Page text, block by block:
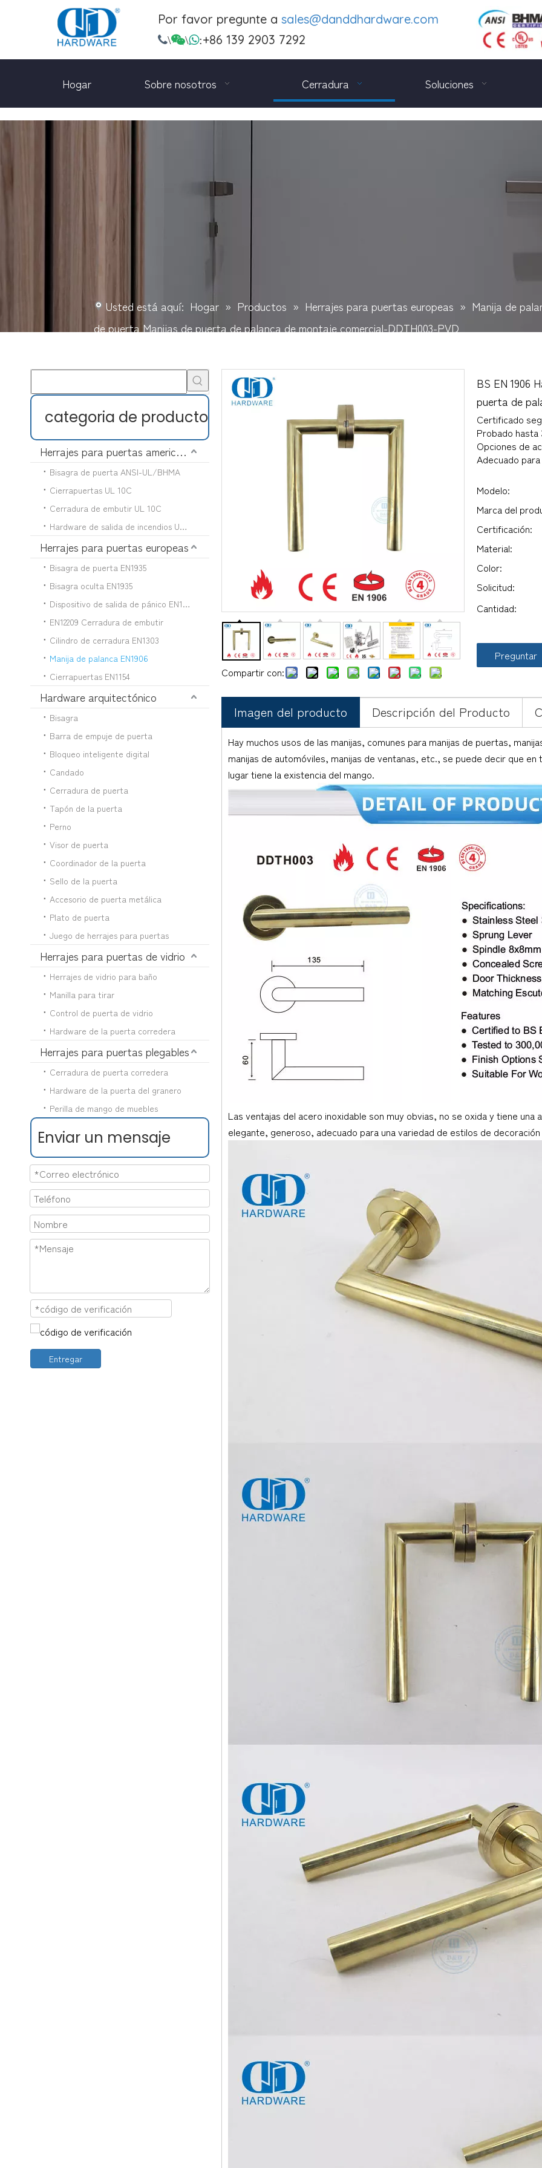
Por favor pregunte a sales@danddhardware.com
\\:+86 139 2903 7292
Hogar Sobre nosotros Cerradura Soluciones
Usted está aquí: Hogar » Productos » Herrajes para puertas europeas » Manija de
de puerta Manijas de puerta de palanca de montaje comercial-DDTH003-PVD
categoria de producto
Herrajes para puertas americanas
Bisagra de puerta ANSI-UL/BHMA
Cierrapuertas UL 10C
Cerradura de embutir UL 10C
Hardware de salida de incendios UL 10C
Herrajes para puertas europeas
Bisagra de puerta EN1935
Bisagra oculta EN1935
Dispositivo de salida de pánico EN1125
EN12209 Cerradura de embutir
Cilindro de cerradura EN1303
Manija de palanca EN1906
Cierrapuertas EN1154
Hardware arquitectónico
Bisagra
Barra de empuje de puerta
Bloqueo inteligente digital
Candado
Cerradura de puerta
Tapón de la puerta
Perno
Visor de puerta
Coordinador de la puerta
Sello de la puerta
Accesorio de puerta metálica
Plato de puerta
Juego de herrajes para puertas
Herrajes para puertas de vidrio
Herrajes de vidrio para baño
Manilla para tirar
Control de puerta de vidrio
Hardware de la puerta corredera
Herrajes para puertas plegables
Cerradura de puerta corredera
Hardware de la puerta del granero
Perilla de mango de muebles
Enviar un mensaje
Entregar
Compartir con:
BS EN 1906
puerta de
Certificado
Probado hasta
Opciones de
Adecuado
Modelo:
Marca del
Certificación:
Material:
Color:
Solicitud:
Cantidad:
Preguntar
Imagen del producto Descripción del Producto
Hay muchos usos de las manijas, comunes para manijas de puertas,
manijas de automóviles, manijas de ventanas, etc., se puede decir que
lugar tiene la existencia del mango.
Las ventajas del acero inoxidable son muy obvias, no se oxida y tiene
elegante, generoso, adecuado para una variedad de estilos de